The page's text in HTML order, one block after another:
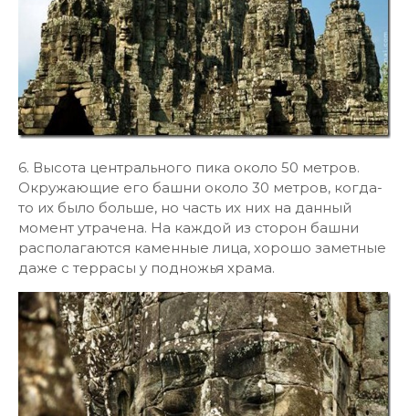
6. Высота центрального пика около 50 метров.
Окружающие его башни около 30 метров, когда-
то их было больше, но часть их них на данный
момент утрачена. На каждой из сторон башни
располагаются каменные лица, хорошо заметные
даже с террасы у подножья храма.